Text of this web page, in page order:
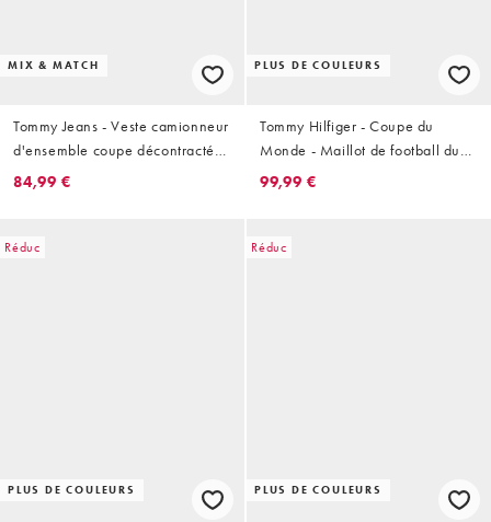
MIX & MATCH
Tommy Jeans - Veste camionneur
d'ensemble coupe décontractée
- Bleu foncé délavé
84,99 €
PLUS DE COULEURS
Tommy Hilfiger - Coupe du
Monde - Maillot de football du
Brésil - Jaune
99,99 €
Réduc
PLUS DE COULEURS
Réduc
PLUS DE COULEURS